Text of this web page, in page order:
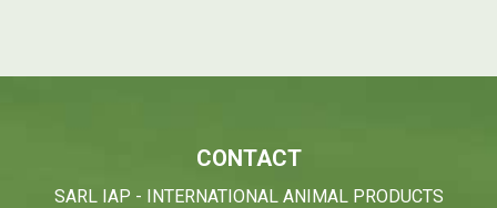
CONTACT
SARL IAP - INTERNATIONAL ANIMAL PRODUCTS